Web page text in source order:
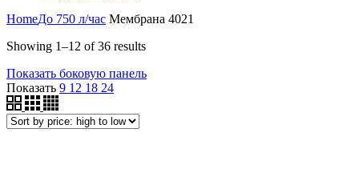
HomeДо 750 л/час Мембрана 4021
Showing 1–12 of 36 results
Показать боковую панель
Показать 9 12 18 24